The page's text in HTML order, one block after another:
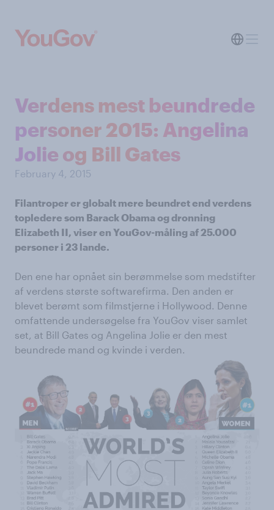
Verdens mest beundrede
personer 2015: Angelina
Jolie og Bill Gates
February 4, 2015
Filantroper er globalt mere beundret end verdens
topledere som Barack Obama og dronning
Elizabeth II, viser en YouGov-måling af 25.000
personer i 23 lande.
Den ene har opnået sin berømmelse som medstifter
af verdens største softwarefirma. Den anden er
blevet berømt som filmstjerne i Hollywood. Denne
omfattende undersøgelse fra YouGov viser samlet
set, at Bill Gates og Angelina Jolie er den mest
beundrede mand og kvinde i verden.